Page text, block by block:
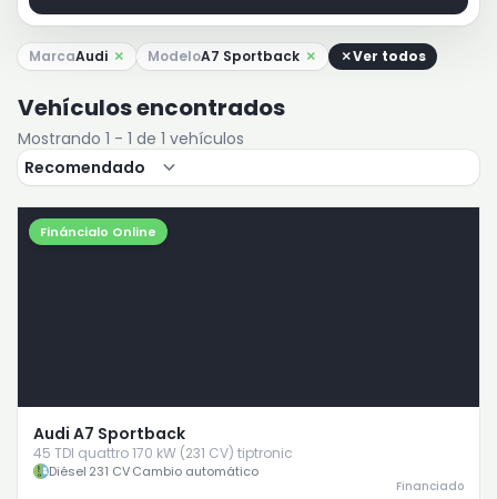
MarcaAudi ModeloA7 Sportback Ver todos
Vehículos encontrados
Mostrando 1 - 1 de 1 vehículos
Fináncialo Online
Audi A7 Sportback
45 TDI quattro 170 kW (231 CV) tiptronic
Diésel·231 CV·Cambio automático
Financiado